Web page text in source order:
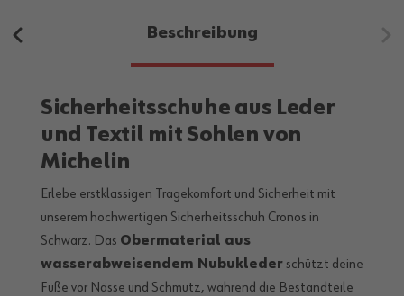
Beschreibung
Sicherheitsschuhe aus Leder
und Textil mit Sohlen von
Michelin
Erlebe erstklassigen Tragekomfort und Sicherheit mit
unserem hochwertigen Sicherheitsschuh Cronos in
Schwarz. Das Obermaterial aus
wasserabweisendem Nubukleder schützt deine
Füße vor Nässe und Schmutz, während die Bestandteile